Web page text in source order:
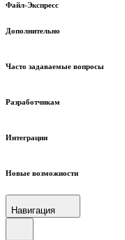
Файл-Экспресс
Дополнительно
Часто задаваемые вопросы
Разработчикам
Интеграции
Новые возможности
Навигация